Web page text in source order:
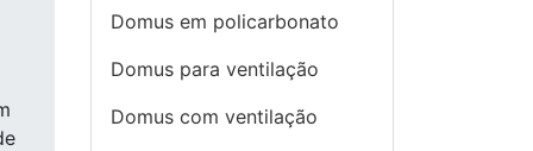
Domus em policarbonato
Domus para ventilação
Domus com ventilação